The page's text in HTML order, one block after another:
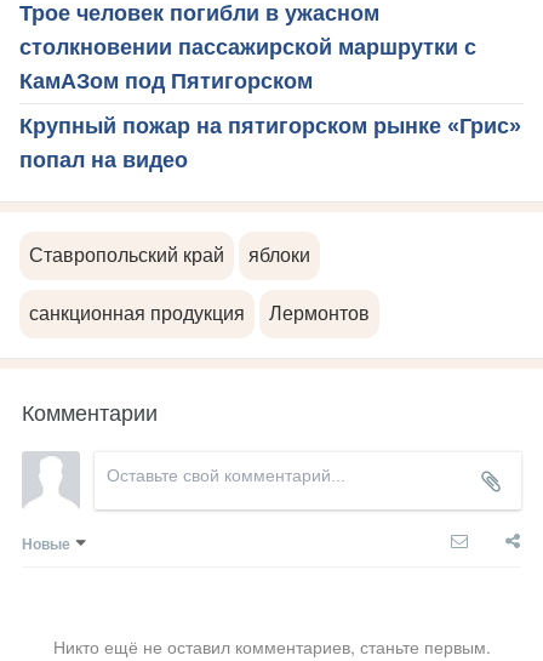
Трое человек погибли в ужасном
столкновении пассажирской маршрутки с
КамАЗом под Пятигорском
Крупный пожар на пятигорском рынке «Грис»
попал на видео
Ставропольский край яблоки
санкционная продукция Лермонтов
Комментарии
Новые
Никто ещё не оставил комментариев, станьте первым.